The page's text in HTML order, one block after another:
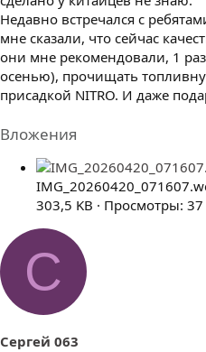
Недавно встречался с
мне сказали, что сейчас
они мне рекомендовали, 1
осенью), прочищать
присадкой NITRO. И даже
Вложения
303,5 KB · Просмотры: 37
С
Сергей 063